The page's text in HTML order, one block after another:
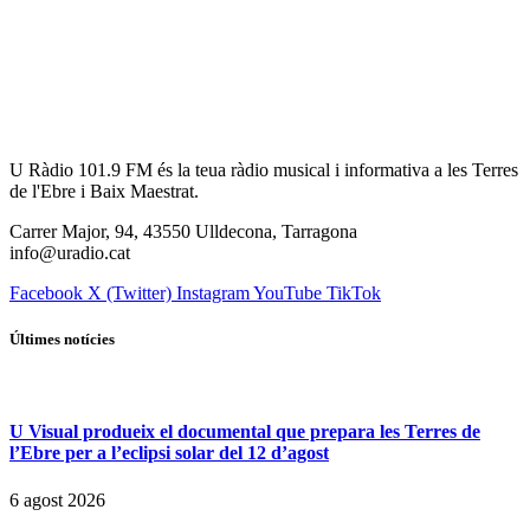
U Ràdio 101.9 FM és la teua ràdio musical i informativa a les Terres
de l'Ebre i Baix Maestrat.
Carrer Major, 94, 43550 Ulldecona, Tarragona
info@uradio.cat
Facebook X (Twitter) InstagramYouTube TikTok
Últimes notícies
U Visual produeix el documental que prepara les Terres de
l’Ebre per a l’eclipsi solar del 12 d’agost
6 agost 2026